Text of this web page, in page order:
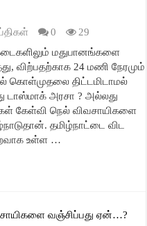
0
29
மதுபானங்களை
விற்பதற்காக 24 மணி நேரமும்
கொள்முதலை திட்டமிடாமல்
டாஸ்மாக் அரசா ? அல்லது
கேள்வி நெல் விவசாயிகளை
தமிழ்நாட்டை விட
உள்ள …
வஞ்சிப்பது ஏன்…?